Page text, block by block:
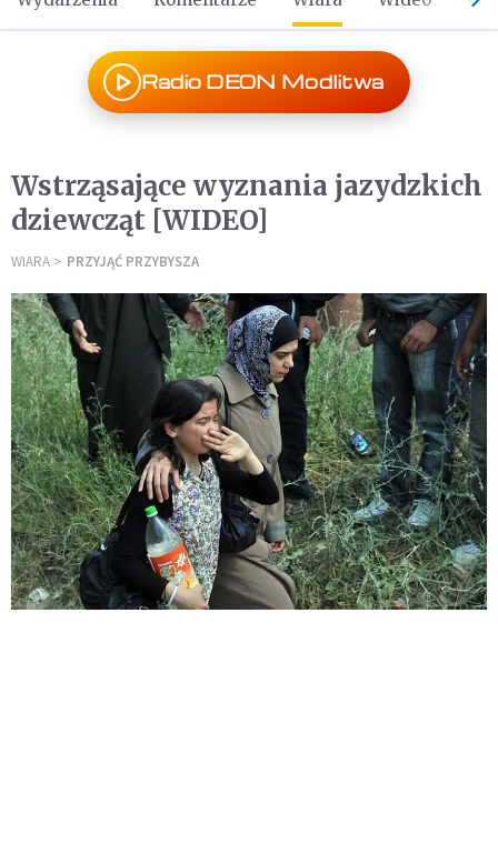
Radio DEON Modlitwa
Wstrząsające wyznania jazydzkich
dziewcząt [WIDEO]
WIARA PRZYJĄĆ PRZYBYSZA